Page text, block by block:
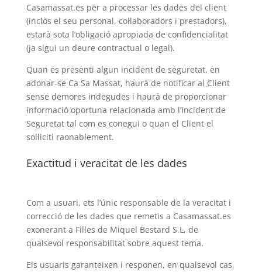
Casamassat.es per a processar les dades del client
(inclòs el seu personal, col·laboradors i prestadors),
estarà sota l’obligació apropiada de confidencialitat
(ja sigui un deure contractual o legal).
Quan es presenti algun incident de seguretat, en
adonar-se Ca Sa Massat, haurà de notificar al Client
sense demores indegudes i haurà de proporcionar
informació oportuna relacionada amb l’Incident de
Seguretat tal com es conegui o quan el Client el
sol·liciti raonablement.
Exactitud i veracitat de les dades
Com a usuari, ets l’únic responsable de la veracitat i
correcció de les dades que remetis a Casamassat.es
exonerant a Filles de Miquel Bestard S.L, de
qualsevol responsabilitat sobre aquest tema.
Els usuaris garanteixen i responen, en qualsevol cas,